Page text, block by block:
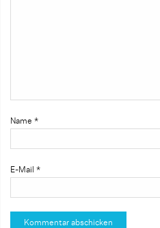
Name *
E-Mail *